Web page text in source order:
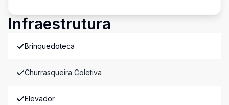
Infraestrutura
Brinquedoteca
Churrasqueira Coletiva
Elevador